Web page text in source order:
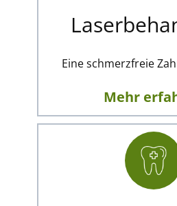
Eine schmerzfreie
Mehr